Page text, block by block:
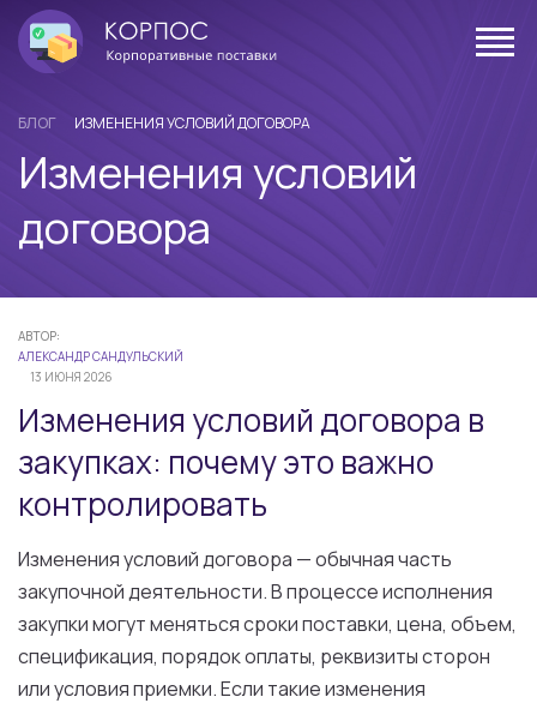
БЛОГ ИЗМЕНЕНИЯ УСЛОВИЙ ДОГОВОРА
Изменения условий
договора
АВТОР:
АЛЕКСАНДР САНДУЛЬСКИЙ
13 ИЮНЯ 2026
Изменения условий договора в
закупках: почему это важно
контролировать
Изменения условий договора — обычная часть
закупочной деятельности. В процессе исполнения
закупки могут меняться сроки поставки, цена, объем,
спецификация, порядок оплаты, реквизиты сторон
или условия приемки. Если такие изменения